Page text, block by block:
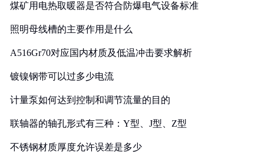
煤矿用电热取暖器是否符合防爆电气设备标准
照明母线槽的主要作用是什么
A516Gr70对应国内材质及低温冲击要求解析
镀镍钢带可以过多少电流
计量泵如何达到控制和调节流量的目的
联轴器的轴孔形式有三种：Y型、J型、Z型
不锈钢材质厚度允许误差是多少